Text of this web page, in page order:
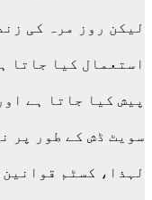
لیکن روز مرہ کی
استعمال کیا جاتا
پیش کیا جاتا ہے
سویٹ ڈش کے طور پر
لہذا، کسٹم